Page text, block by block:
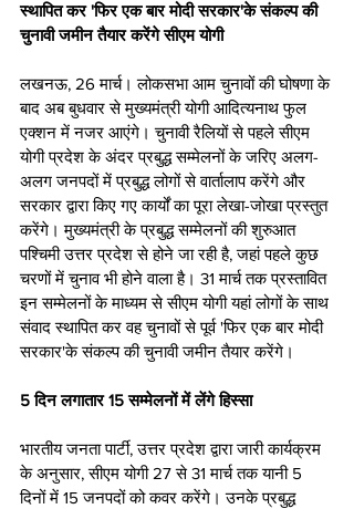
स्थापित कर 'फिर एक बार मोदी सरकार'के संकल्प की
चुनावी जमीन तैयार करेंगे सीएम योगी
लखनऊ, 26 मार्च। लोकसभा आम चुनावों की घोषणा के
बाद अब बुधवार से मुख्यमंत्री योगी आदित्यनाथ फुल
एक्शन में नजर आएंगे। चुनावी रैलियों से पहले सीएम
योगी प्रदेश के अंदर प्रबुद्ध सम्मेलनों के जरिए अलग-
अलग जनपदों में प्रबुद्ध लोगों से वार्तालाप करेंगे और
सरकार द्वारा किए गए कार्यों का पूरा लेखा-जोखा प्रस्तुत
करेंगे। मुख्यमंत्री के प्रबुद्ध सम्मेलनों की शुरुआत
पश्चिमी उत्तर प्रदेश से होने जा रही है, जहां पहले कुछ
चरणों में चुनाव भी होने वाला है। 31 मार्च तक प्रस्तावित
इन सम्मेलनों के माध्यम से सीएम योगी यहां लोगों के साथ
संवाद स्थापित कर वह चुनावों से पूर्व 'फिर एक बार मोदी
सरकार'के संकल्प की चुनावी जमीन तैयार करेंगे।
5 दिन लगातार 15 सम्मेलनों में लेंगे हिस्सा
भारतीय जनता पार्टी, उत्तर प्रदेश द्वारा जारी कार्यक्रम
के अनुसार, सीएम योगी 27 से 31 मार्च तक यानी 5
दिनों में 15 जनपदों को कवर करेंगे। उनके प्रबुद्ध